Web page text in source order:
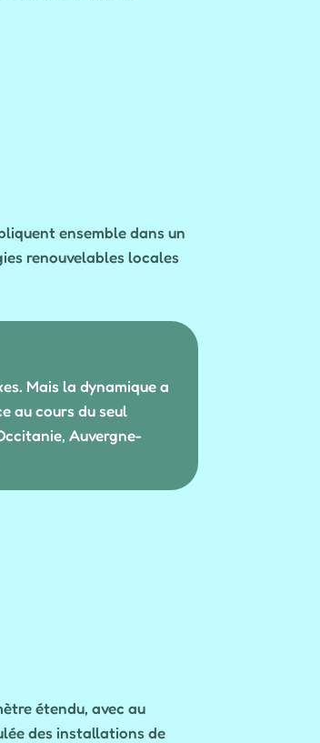
ensemble dans un
renouvelables locales
Mais la dynamique a
au cours du seul
Auvergne-
étendu, avec au
des installations de